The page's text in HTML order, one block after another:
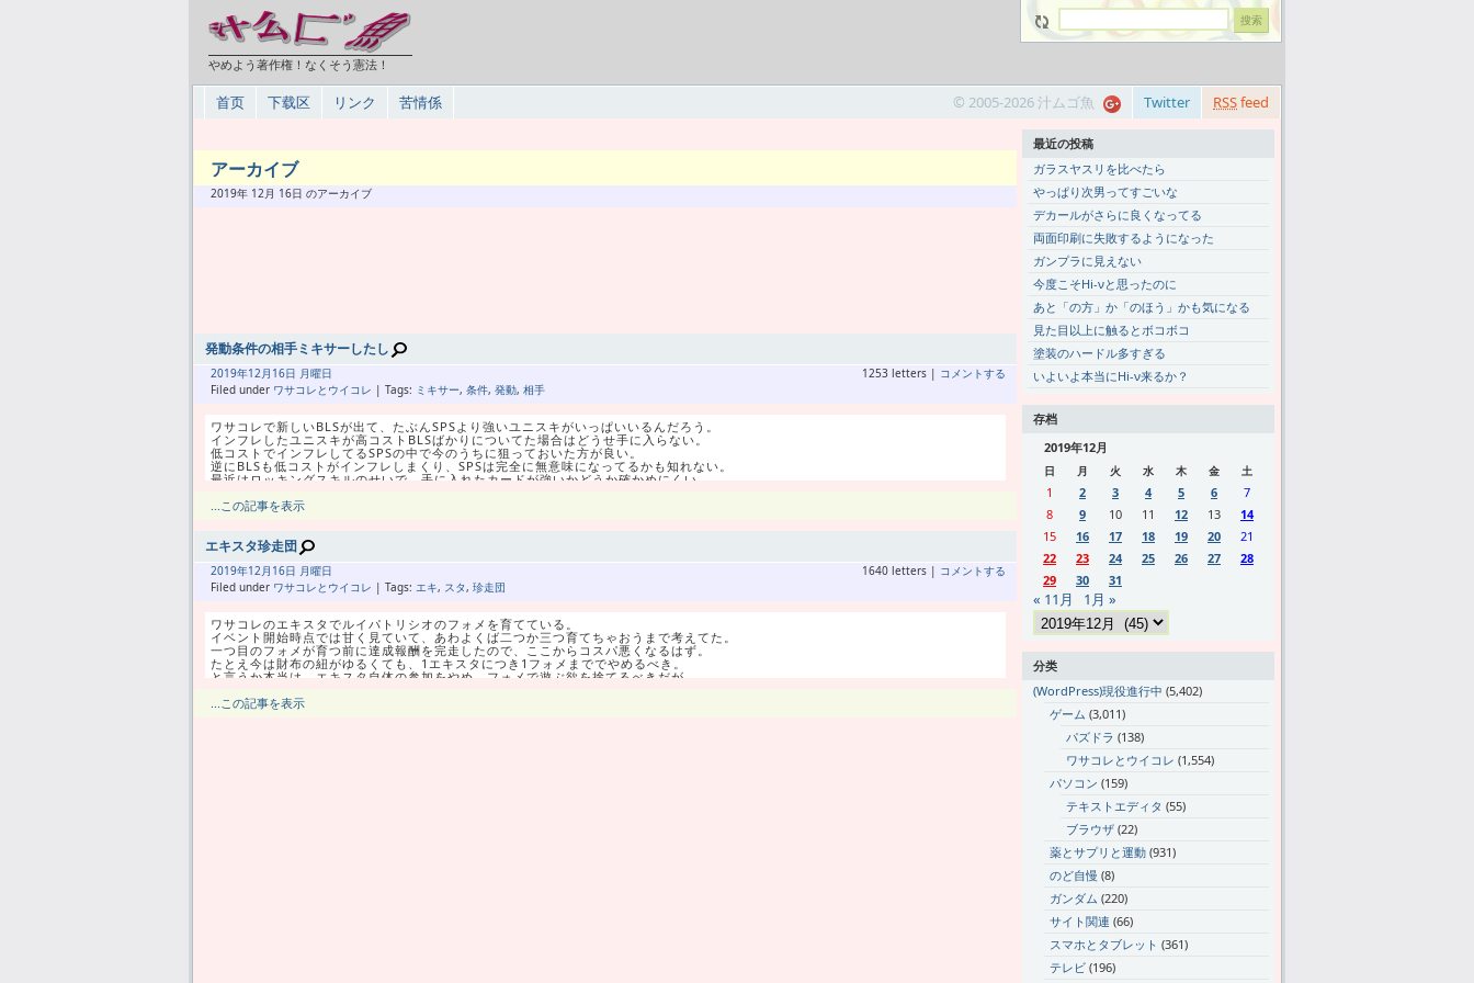
やめよう著作権！なくそう憲法！
首页 下载区 リンク 苦情係 RSSfeed
Twitter
© 2005-2026 汁ムゴ魚
アーカイブ
2019年 12月 16日 のアーカイブ
発動条件の相手ミキサーしたし
2019年12月 16日 月曜日
Filed under ワサコレとウイコレ | Tags: ミキサー, 条件, 発動, 相手
1253 letters | コメントする
ワサコレで新しいBLSが出て、たぶんSPSより強いユニスキがいっぱいいるんだろう。
インフレしたユニスキが高コストBLSばかりについてた場合はどうせ手に入らない。
低コストでインフレしてるSPSの中で今のうちに狙っておいた方が良い。
逆にBLSも低コストがインフレしまくり、SPSは完全に無意味になってるかも知れない。
最近はロッキングスキルのせいで、手に入れたカードが強いかどうか確かめにくい。
この状況でまだ欲しいSPSってのはかなり限られてきた。
結束がなくても真眼を持ってるってだけでも、今いるCLSよりは良い気がする。
けど守備スキル持ってなくてのデュエルもないで、そこまで真眼が必要だろうかと。
DFの眼は必要だけどMFの眼はご縁があればってぐらいにしておこうかと。
むしろその新しいBLSに、実は低コストでいい眼持ちっているんじゃないのかしら。
じゃぁSPSはあと何が残ってるかって、次のナンバーワンはクラマリッチだ。
こいつをサイドフォメに起用出来れば、まだまだサイドも戦えると思う。
特に鳳凰杯に欲しいので、当てることが出来たら最優先で完凸するだろう。
そういうわけで、もうMFミキサーは終了、今度はFWミキサーを狙いたい。
あれも要らないこれも要らないの、本当に最後の最後ぐらいの希望だな。
...この記事を表示
エキスタ珍走団
2019年12月 16日 月曜日
Filed under ワサコレとウイコレ | Tags: エキ, スタ, 珍走団
1640 letters | コメントする
ワサコレのエキスタでルイパトリシオのフォメを育てている。
イベント開始時点では甘く見ていて、あわよくば二つか三つ育てちゃおうまで考えてた。
一つ目のフォメが育つ前に達成報酬を完走したので、ここからコスパ悪くなるはず。
たとえ今は財布の紐がゆるくても、1エキスタにつき1フォメまででやめるべき。
と言うか本当は、エキスタ自体の参加をやめ、フォメで遊ぶ欲を捨てるべきだが。
そのペースのまま進んだとすればフォメ1個育成にエナボ120個くらいという計算。
...この記事を表示
最近の投稿
ガラスヤスリを比べたら
やっぱり次男ってすごいな
デカールがさらに良くなってる
両面印刷に失敗するようになった
ガンプラに見えない
今度こそHi-νと思ったのに
あと「の方」か「のほう」かも気になる
見た目以上に触るとボコボコ
塗装のハードル多すぎる
いよいよ本当にHi-ν来るか？
存档
2019年12月
日 月 火 水 木 金 土
1 2 3 4 5 6
7
8
9 10 11 12 13
14
15
16 17 18 19 20
21
22
23 24 25 26 27
28
29
30 31
« 11月 1月 »
分类
(WordPress)現役進行中 (5,402)
ゲーム (3,011)
パズドラ (138)
ワサコレとウイコレ (1,554)
パソコン (159)
テキストエディタ (55)
ブラウザ (22)
薬とサプリと運動 (931)
のど自慢 (8)
ガンダム (220)
サイト関連 (66)
スマホとタブレット (361)
テレビ (196)